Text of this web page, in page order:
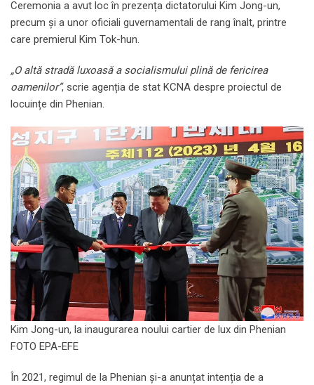
Ceremonia a avut loc în prezența dictatorului Kim Jong-un,
precum și a unor oficiali guvernamentali de rang înalt, printre
care premierul Kim Tok-hun.
„O altă stradă luxoasă a socialismului plină de fericirea
oamenilor”, scrie agenția de stat KCNA despre proiectul de
locuințe din Phenian.
Kim Jong-un, la inaugurarea noului cartier de lux din Phenian
FOTO EPA-EFE
În 2021, regimul de la Phenian și-a anunțat intenția de a